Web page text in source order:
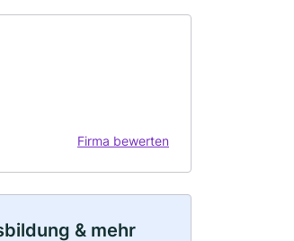
Firma bewerten
& mehr